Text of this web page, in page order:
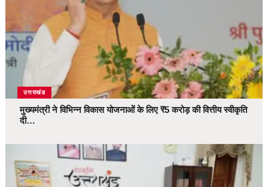
उत्तराखंड
मुख्यमंत्री ने विभिन्न विकास योजनाओं के लिए ₹5 करोड़ की वित्तीय स्वीकृति
दी…